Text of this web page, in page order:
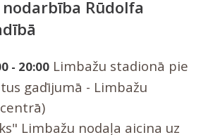
Rūdolfa
- 20:00Limbažu stadionā pie
gadījumā - Limbažu
Limbažu nodaļa aicina uz